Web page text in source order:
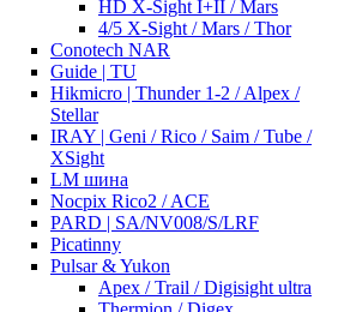
HD X-Sight I+II / Mars
4/5 X-Sight / Mars / Thor
Conotech NAR
Guide | TU
Hikmicro | Thunder 1-2 / Alpex /
Stellar
IRAY | Geni / Rico / Saim / Tube /
XSight
LM шина
Nocpix Rico2 / ACE
PARD | SA/NV008/S/LRF
Picatinny
Pulsar & Yukon
Apex / Trail / Digisight ultra